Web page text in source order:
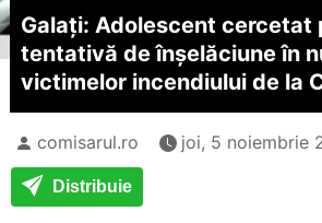
Galați: Adolescent cercetat
tentativă de înșelăciune în
victimelor incendiului de la
comisarul.ro joi, 5 noiembrie
Distribuie